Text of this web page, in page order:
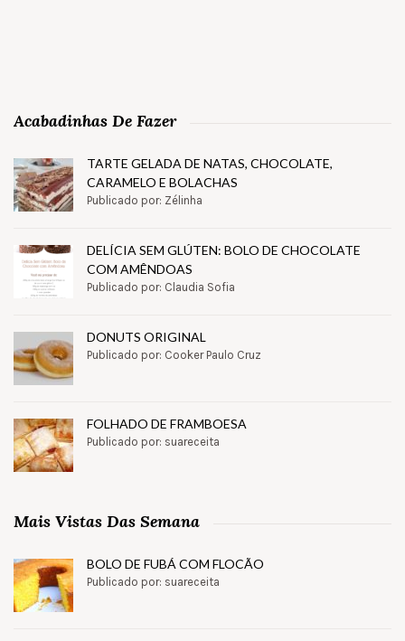
Acabadinhas De Fazer
TARTE GELADA DE NATAS, CHOCOLATE,
CARAMELO E BOLACHAS
Publicado por: Zélinha
DELÍCIA SEM GLÚTEN: BOLO DE CHOCOLATE
COM AMÊNDOAS
Publicado por: Claudia Sofia
DONUTS ORIGINAL
Publicado por: Cooker Paulo Cruz
FOLHADO DE FRAMBOESA
Publicado por: suareceita
Mais Vistas Das Semana
BOLO DE FUBÁ COM FLOCÃO
Publicado por: suareceita